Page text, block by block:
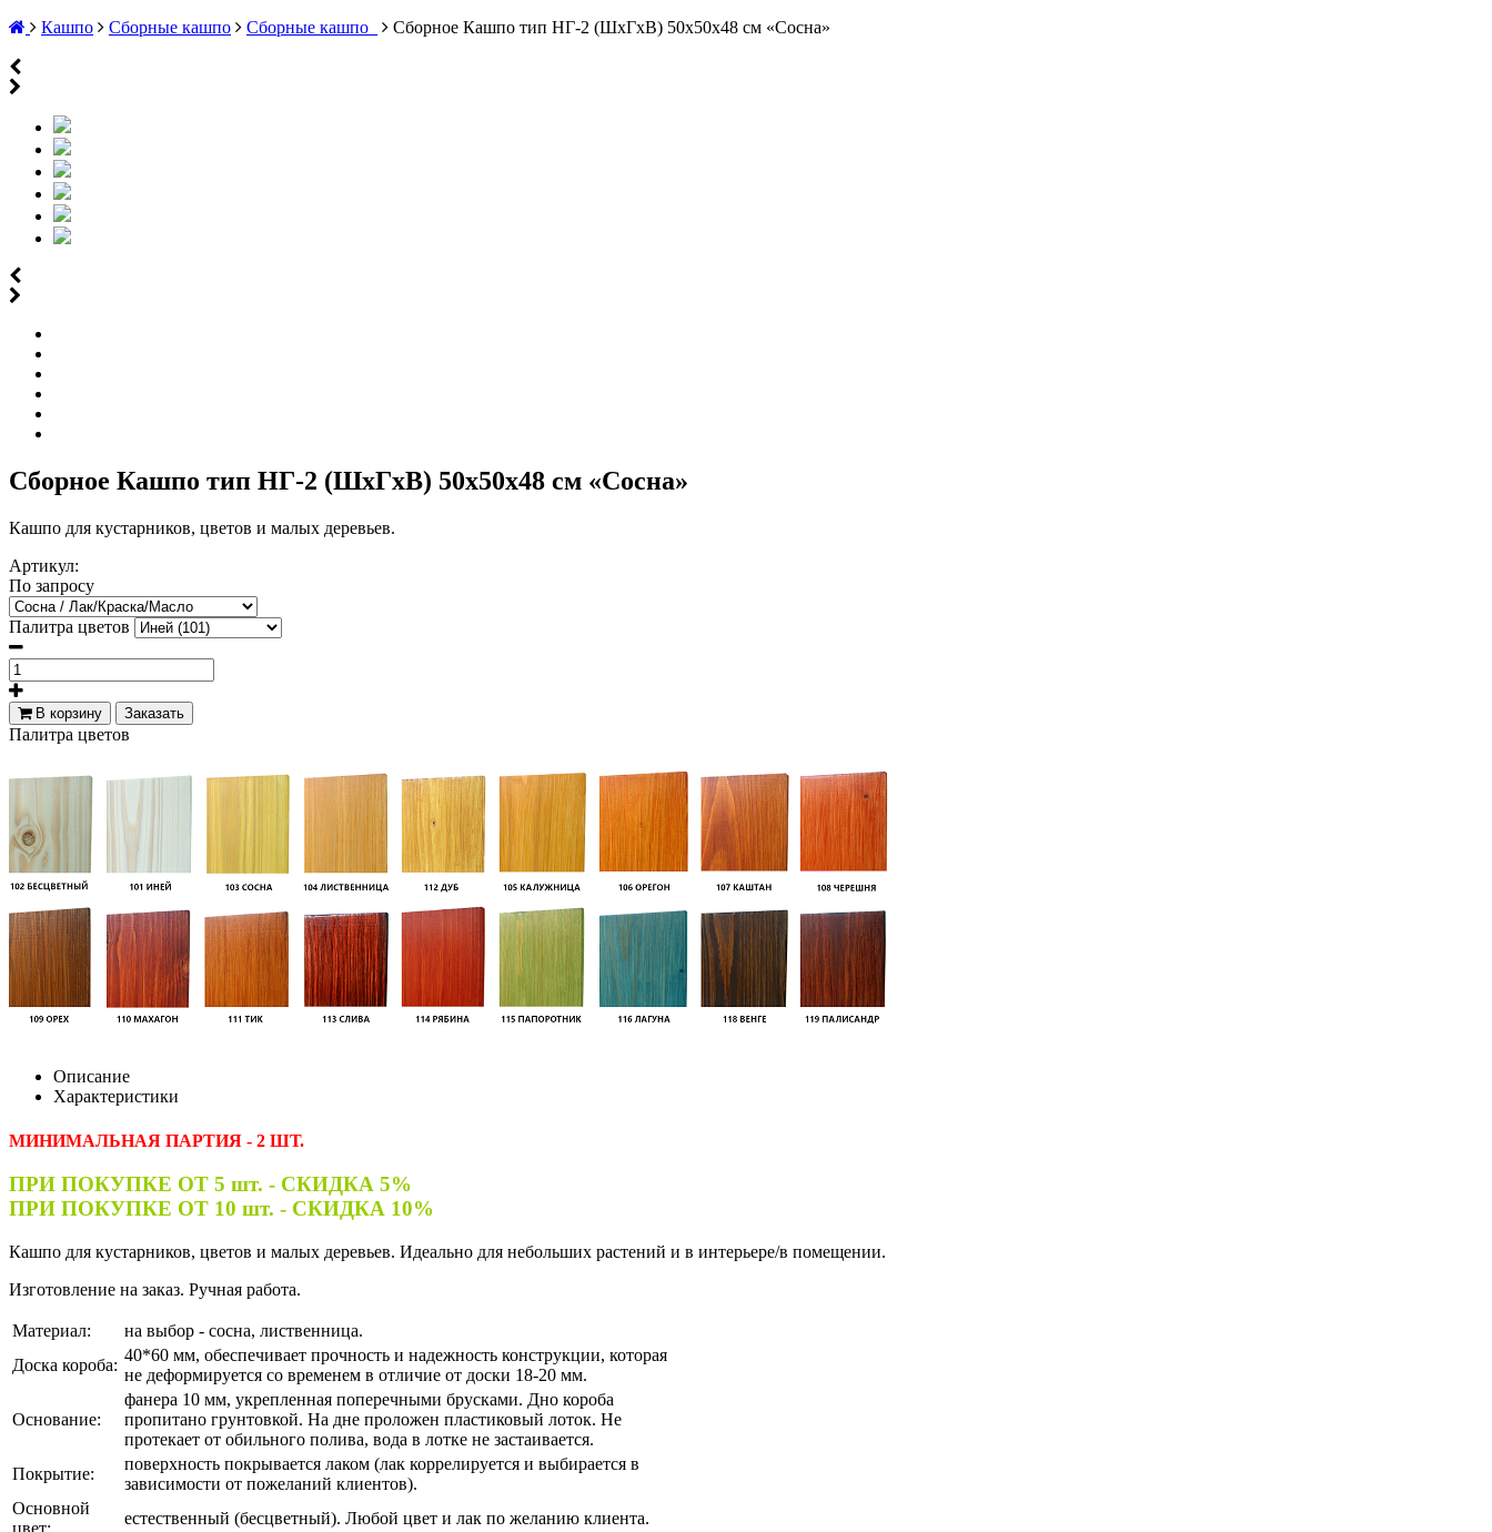
Кашпо
Сборные кашпо Сборные кашпо_ Сборное Кашпо тип НГ-2 (ШхГхВ) 50х50х48 см «Сосна»
Сборное Кашпо тип НГ-2 (ШхГхВ) 50х50х48 см «Сосна»
Кашпо для кустарников, цветов и малых деревьев.
Артикул:
По запросу
Палитра цветов
В корзину Заказать
Палитра цветов
Описание
Характеристики
МИНИМАЛЬНАЯ ПАРТИЯ - 2 ШТ.
ПРИ ПОКУПКЕ ОТ 5 шт. - СКИДКА 5%
ПРИ ПОКУПКЕ ОТ 10 шт. - СКИДКА 10%
Кашпо для кустарников, цветов и малых деревьев. Идеально для небольших растений и в интерьере/в помещении.
Изготовление на заказ. Ручная работа.
Материал:
на выбор - сосна, лиственница.
Доска короба:
40*60 мм, обеспечивает прочность и надежность конструкции, которая
не деформируется со временем в отличие от доски 18-20 мм.
Основание:
фанера 10 мм, укрепленная поперечными брусками. Дно короба
пропитано грунтовкой. На дне проложен пластиковый лоток. Не
протекает от обильного полива, вода в лотке не застаивается.
Покрытие:
поверхность покрывается лаком (лак коррелируется и выбирается в
зависимости от пожеланий клиентов).
Основной
цвет:
естественный (бесцветный). Любой цвет и лак по желанию клиента.